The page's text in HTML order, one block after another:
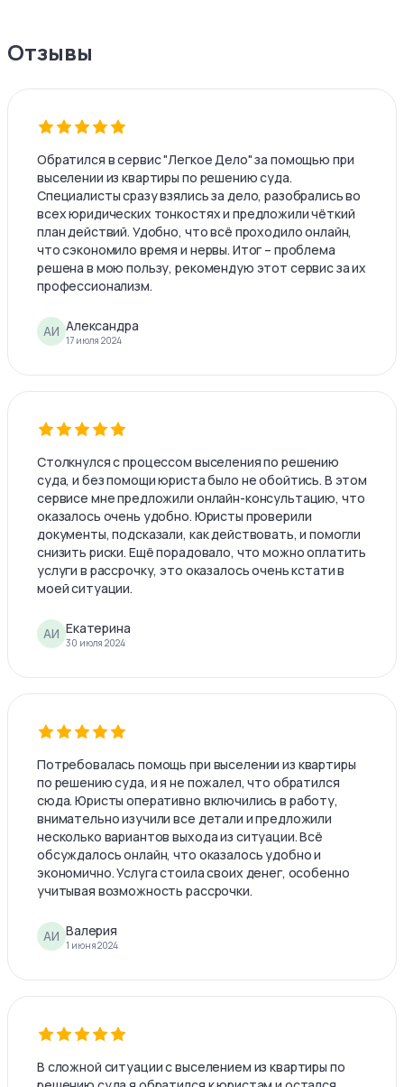
Отзывы
Обратился в сервис "Легкое Дело" за помощью при
выселении из квартиры по решению суда.
Специалисты сразу взялись за дело, разобрались во
всех юридических тонкостях и предложили чёткий
план действий. Удобно, что всё проходило онлайн,
что сэкономило время и нервы. Итог – проблема
решена в мою пользу, рекомендую этот сервис за их
профессионализм.
АИ Александра
17 июля 2024
Столкнулся с процессом выселения по решению
суда, и без помощи юриста было не обойтись. В этом
сервисе мне предложили онлайн-консультацию, что
оказалось очень удобно. Юристы проверили
документы, подсказали, как действовать, и помогли
снизить риски. Ещё порадовало, что можно оплатить
услуги в рассрочку, это оказалось очень кстати в
моей ситуации.
АИ Екатерина
30 июля 2024
Потребовалась помощь при выселении из квартиры
по решению суда, и я не пожалел, что обратился
сюда. Юристы оперативно включились в работу,
внимательно изучили все детали и предложили
несколько вариантов выхода из ситуации. Всё
обсуждалось онлайн, что оказалось удобно и
экономично. Услуга стоила своих денег, особенно
учитывая возможность рассрочки.
АИ Валерия
1 июня 2024
В сложной ситуации с выселением из квартиры по